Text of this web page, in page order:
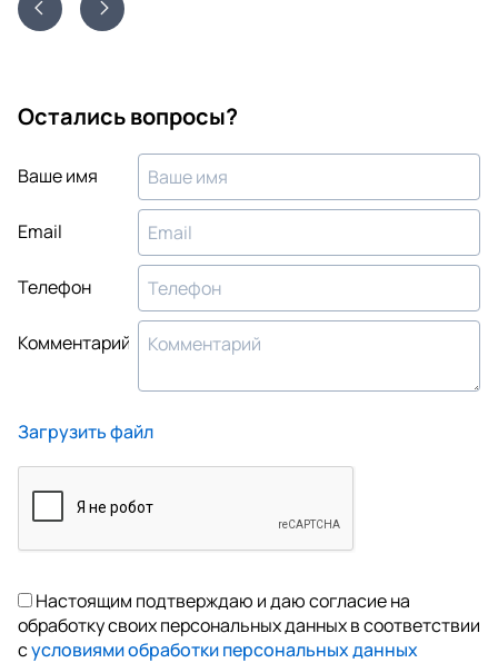
Остались вопросы?
Ваше имя
Email
Телефон
Комментарий
Загрузить файл
Настоящим подтверждаю и даю согласие на
обработку своих персональных данных в соответствии
сусловиями обработки персональных данных